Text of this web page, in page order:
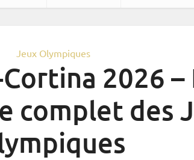
Jeux Olympiques
2026 –
complet des